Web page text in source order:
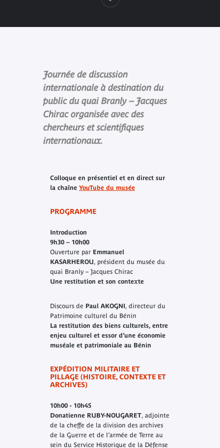
Journée de discussion
internationale à destination du
public du quai Branly – Jacques
Chirac organisée avec des
chercheurs et scientifiques
internationaux.
Colloque en présentiel et en direct sur
la chaîne YouTube du musée
PROGRAMME
Introduction
9h30 – 10h00
Ouverture par Emmanuel
KASARHEROU, président du musée du
quai Branly – Jacques Chirac
Une restitution et son contexte
Discours de Paul AKOGNI, directeur du
Patrimoine culturel du Bénin
La restitution des biens culturels, entre
enjeu culturel et essor d’une économie
muséale et patrimoniale au Bénin
EXPÉDITION MILITAIRE ET
PILLAGE (HISTOIRE, CONTEXTE ET
ARCHIVES)
10h00 - 10h45
Donatienne RUBY-NOUGARET, adjointe
de la cheffe de la division des archives
de la Guerre et de l’armée de Terre au
sein du Service Historique de la Défense